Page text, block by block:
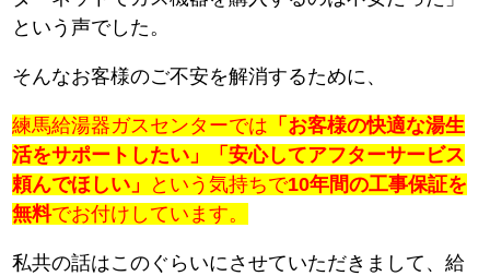
という声でした。
そんなお客様のご不安を解消するために、
練馬給湯器ガスセンターでは 「お客様の快適な湯生
活をサポートしたい」「安心してアフターサービス
頼んでほしい」
という気持ちで10年間の工事保証を
無料でお付けしています。
私共の話はこのぐらいにさせていただきまして、給